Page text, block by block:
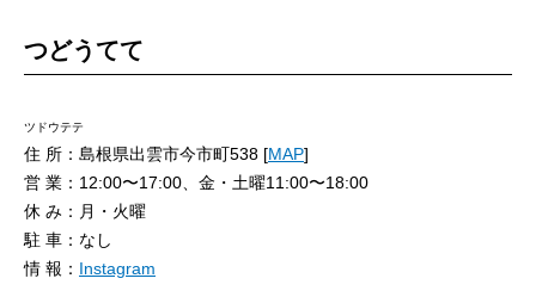
つどうてて
ツドウテテ
住 所：島根県出雲市今市町538 [MAP]
営 業：12:00〜17:00、金・土曜11:00〜18:00
休 み：月・火曜
駐 車：なし
情 報： Instagram